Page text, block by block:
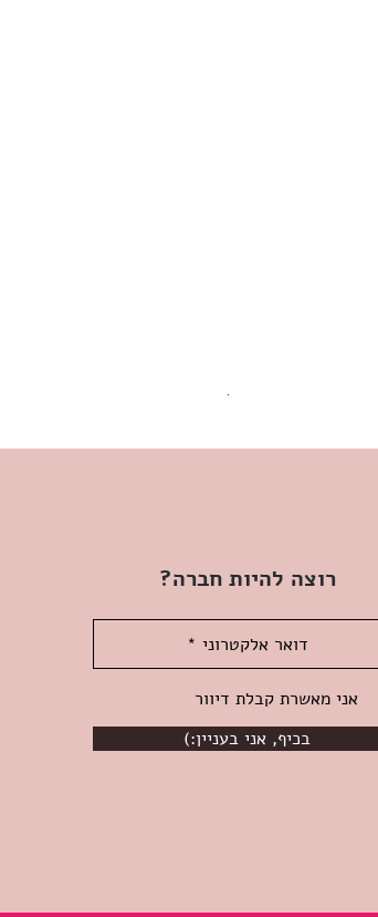
רוצה להיות חברה?
אני מאשרת קבלת דיוור
(:בכיף, אני בעניין